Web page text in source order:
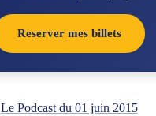
Reserver mes billets
Le Podcast du 01 juin 2015